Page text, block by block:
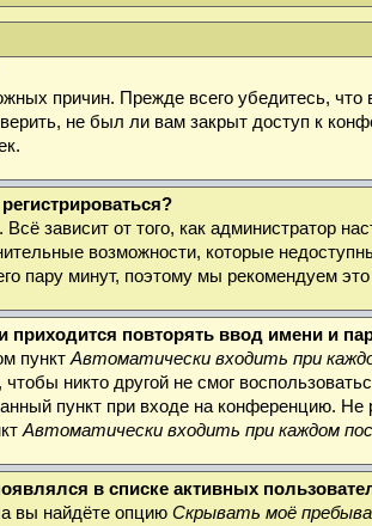
причин. Прежде всего убедитесь,
не был ли вам закрыт доступ к
Всё зависит от того, как администратор
возможности, которые
пару минут, поэтому мы рекомендуем
приходится повторять ввод имени и
пункт Автоматически входить при
никто другой не смог
пункт при входе на конференцию.
Автоматически входить при каждом
в списке активных
вы найдёте опцию Скрывать моё